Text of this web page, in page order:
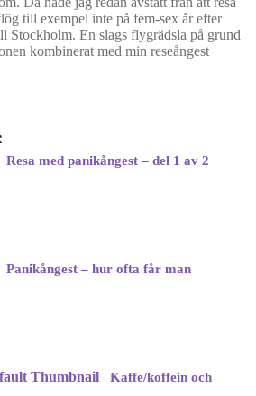
till exempel inte på fem-sex år efter
Stockholm. En slags flygrädsla på grund
kombinerat med min reseångest
Resa med panikångest – del 1 av 2
Panikångest – hur ofta får man
Kaffe/koffein och